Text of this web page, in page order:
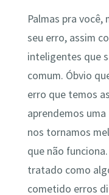
Palmas pra
seu erro, assim
inteligentes que
comum. Óbvio
erro que temos
aprendemos
nos tornamos
que não
tratado como
cometido erros